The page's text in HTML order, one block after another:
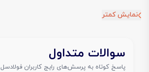
نمایش کمتر
سوالات متداول
پاسخ کوتاه به پرسش‌های رایج کاربران فولادسل